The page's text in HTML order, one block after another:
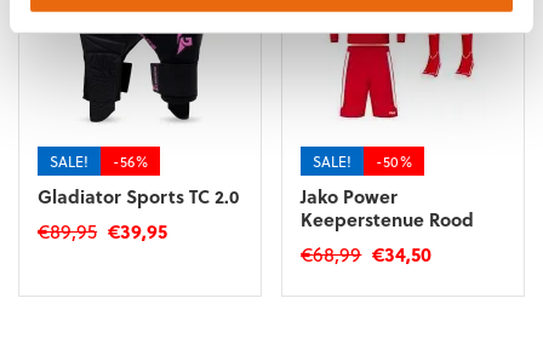
SALE! -56%
Gladiator Sports TC 2.0
€89,95 Oorspronkelijke
€39,95Huidige
product
SALE! -50%
Jako Power
Keeperstenue Rood
€68,99 Oorspronkelijke
€34,50Huidige
Dit